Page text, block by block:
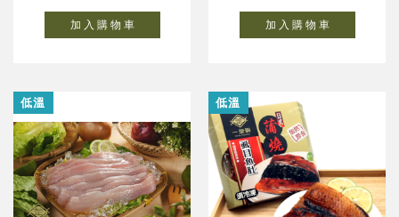
加 入 購 物 車 加 入 購 物 車
低溫 低溫